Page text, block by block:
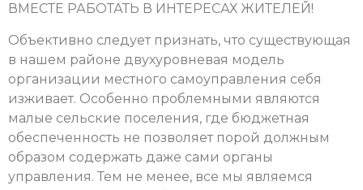
ВМЕСТЕ РАБОТАТЬ В ИНТЕРЕСАХ ЖИТЕЛЕЙ!
Объективно следует признать, что существующая
в нашем районе двухуровневая модель
организации местного самоуправления себя
изживает. Особенно проблемными являются
малые сельские поселения, где бюджетная
обеспеченность не позволяет порой должным
образом содержать даже сами органы
управления. Тем не менее, все мы являемся